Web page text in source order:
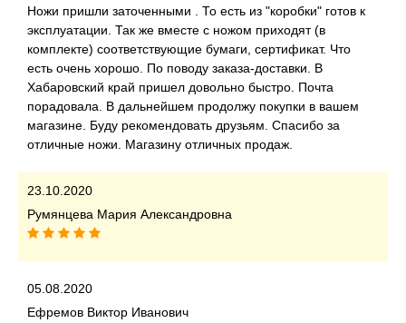
Ножи пришли заточенными . То есть из "коробки" готов к
эксплуатации. Так же вместе с ножом приходят (в
комплекте) соответствующие бумаги, сертификат. Что
есть очень хорошо. По поводу заказа-доставки. В
Хабаровский край пришел довольно быстро. Почта
порадовала. В дальнейшем продолжу покупки в вашем
магазине. Буду рекомендовать друзьям. Спасибо за
отличные ножи. Магазину отличных продаж.
23.10.2020
Румянцева Мария Александровна
05.08.2020
Ефремов Виктор Иванович